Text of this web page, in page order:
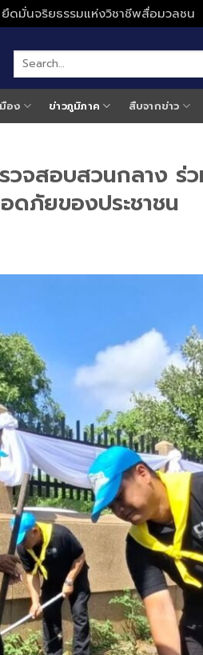
ดมั่นจริยธรรมแห่งวิชาชีพสื่อมวลชน
อง ข่าวภูมิภาค สืบจากข่าว
วจสอบสวนกลาง ร่
ภัยของประชาชน